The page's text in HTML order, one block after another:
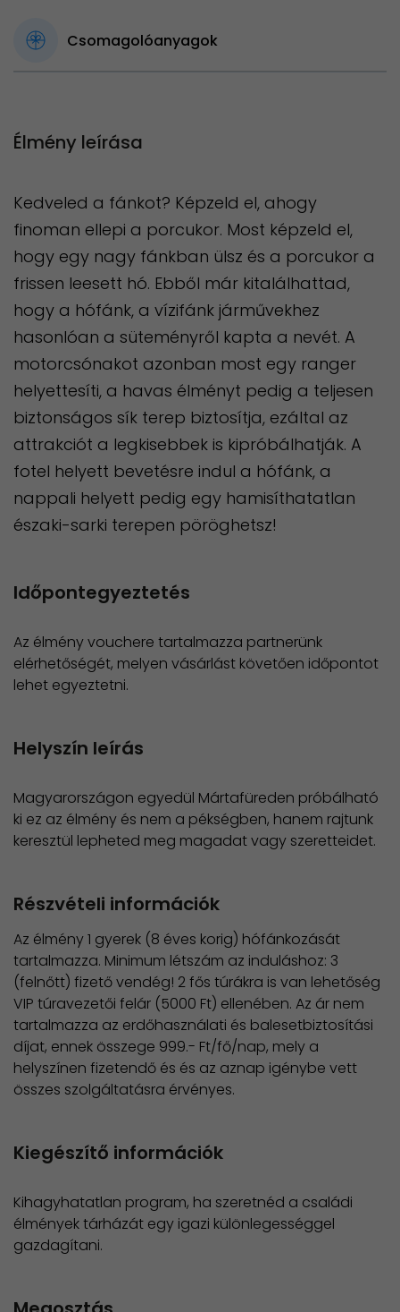
Csomagolóanyagok
Élmény leírása
Kedveled a fánkot? Képzeld el, ahogy
finoman ellepi a porcukor. Most képzeld el,
hogy egy nagy fánkban ülsz és a porcukor a
frissen leesett hó. Ebből már kitalálhattad,
hogy a hófánk, a vízifánk járművekhez
hasonlóan a süteményről kapta a nevét. A
motorcsónakot azonban most egy ranger
helyettesíti, a havas élményt pedig a teljesen
biztonságos sík terep biztosítja, ezáltal az
attrakciót a legkisebbek is kipróbálhatják. A
fotel helyett bevetésre indul a hófánk, a
nappali helyett pedig egy hamisíthatatlan
északi-sarki terepen pöröghetsz!
Időpontegyeztetés
Az élmény vouchere tartalmazza partnerünk
elérhetőségét, melyen vásárlást követően időpontot
lehet egyeztetni.
Helyszín leírás
Magyarországon egyedül Mártafüreden próbálható
ki ez az élmény és nem a pékségben, hanem rajtunk
keresztül lepheted meg magadat vagy szeretteidet.
Részvételi információk
Az élmény 1 gyerek (8 éves korig) hófánkozását
tartalmazza. Minimum létszám az induláshoz: 3
(felnőtt) fizető vendég! 2 fős túrákra is van lehetőség
VIP túravezetői felár (5000 Ft) ellenében. Az ár nem
tartalmazza az erdőhasználati és balesetbiztosítási
díjat, ennek összege 999.- Ft/fő/nap, mely a
helyszínen fizetendő és és az aznap igénybe vett
összes szolgáltatásra érvényes.
Kiegészítő információk
Kihagyhatatlan program, ha szeretnéd a családi
élmények tárházát egy igazi különlegességgel
gazdagítani.